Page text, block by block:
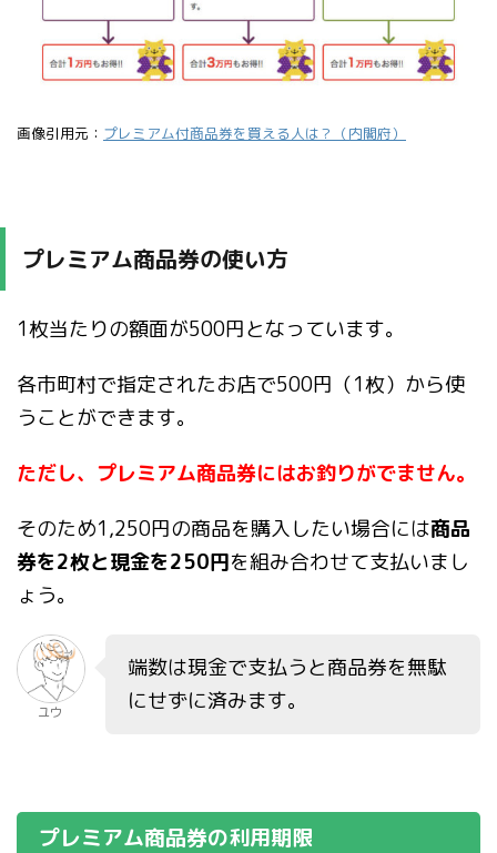
画像引用元： プレミアム付商品券を買える人は？（内閣府）
プレミアム商品券の使い方
1枚当たりの額面が500円となっています。
各市町村で指定されたお店で500円（1枚）から使
うことができます。
ただし、プレミアム商品券にはお釣りがでません。
そのため1,250円の商品を購入したい場合には商品
券を2枚と現金を250円を組み合わせて支払いまし
ょう。
ユウ
端数は現金で支払うと商品券を無駄
にせずに済みます。
プレミアム商品券の利用期限